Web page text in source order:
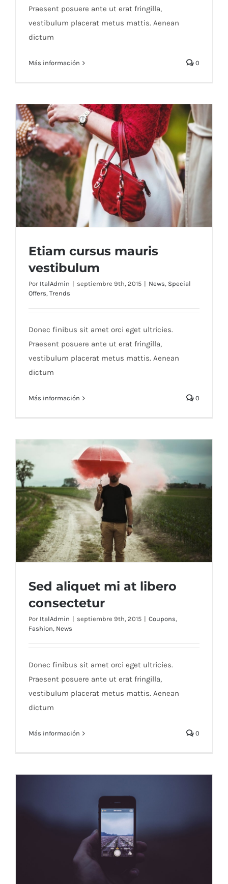
Praesent posuere ante ut erat fringilla,
vestibulum placerat metus mattis. Aenean
dictum
Más información 0
Etiam cursus mauris
vestibulum
Por ItalAdmin | septiembre 9th, 2015 | News, Special
Offers, Trends
Donec finibus sit amet orci eget ultricies.
Praesent posuere ante ut erat fringilla,
vestibulum placerat metus mattis. Aenean
dictum
Más información 0
Sed aliquet mi at libero
consectetur
Por ItalAdmin | septiembre 9th, 2015 | Coupons,
Fashion, News
Donec finibus sit amet orci eget ultricies.
Praesent posuere ante ut erat fringilla,
vestibulum placerat metus mattis. Aenean
dictum
Más información 0